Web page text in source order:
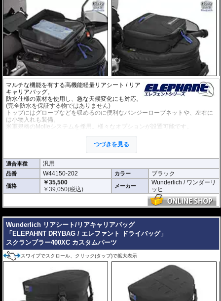
マルチな機能を有する高機能軽量リアシート / リア
キャリアバッグ。
防水仕様の素材を使用し、急な天候変化にも対応。
(完全防水を保証する物ではありません)
トップにはグローブなどを収めるのに便利なバンジーロープネットや、左右に
は小物入れも装備。
米軍規格のMolleシステムを採用。様々なオプションが設置可能です。
・L × W × H(cm): 26 x 34 x 17(拡張時:23cm)
ベルトによリアシート/リアキャリアに固定する汎用タイプです。
オプション
タンクバッグElephantに搭載可能な追加バッグなど
様々なオプション
しております。
つづきを見る
適合車種 汎用
品番 W44150-202 カラー ブラック
価格
￥35,500
￥39,050(税込) メーカー
Wunderlich / ワンダーリ
ッヒ
Wunderlich リアシート/リアキャリアバッグ
「ELEPAHNT DRYBAG / エレファント ドライバッグ」
スクランブラー400XC カスタムパーツ
スワイプでスクロール、クリック(タップ)で拡大表示